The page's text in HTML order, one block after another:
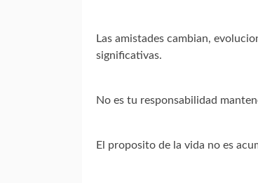
Las amistades cambian,
significativas.
No es tu responsabilidad
El proposito de la vida no es